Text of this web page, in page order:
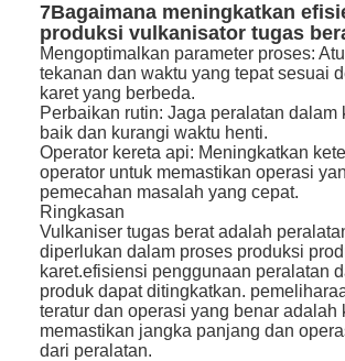
7Bagaimana meningkatkan
produksi vulkanisator tugas
Mengoptimalkan parameter proses:
tekanan dan waktu yang tepat sesuai
karet yang berbeda.
Perbaikan rutin: Jaga peralatan dalam
baik dan kurangi waktu henti.
Operator kereta api: Meningkatkan
operator untuk memastikan operasi
pemecahan masalah yang cepat.
Ringkasan
Vulkaniser tugas berat adalah
diperlukan dalam proses produksi
karet.efisiensi penggunaan peralatan
produk dapat ditingkatkan.
teratur dan operasi yang benar adalah
memastikan jangka panjang dan
dari peralatan.